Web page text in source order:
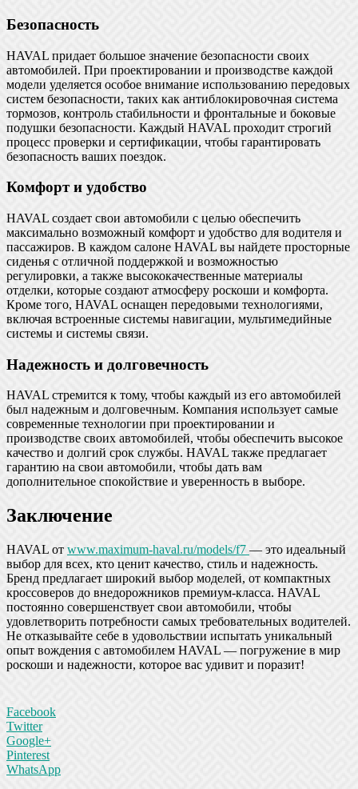
Безопасность
HAVAL придает большое значение безопасности своих
автомобилей. При проектировании и производстве каждой
модели уделяется особое внимание использованию передовых
систем безопасности, таких как антиблокировочная система
тормозов, контроль стабильности и фронтальные и боковые
подушки безопасности. Каждый HAVAL проходит строгий
процесс проверки и сертификации, чтобы гарантировать
безопасность ваших поездок.
Комфорт и удобство
HAVAL создает свои автомобили с целью обеспечить
максимально возможный комфорт и удобство для водителя и
пассажиров. В каждом салоне HAVAL вы найдете просторные
сиденья с отличной поддержкой и возможностью
регулировки, а также высококачественные материалы
отделки, которые создают атмосферу роскоши и комфорта.
Кроме того, HAVAL оснащен передовыми технологиями,
включая встроенные системы навигации, мультимедийные
системы и системы связи.
Надежность и долговечность
HAVAL стремится к тому, чтобы каждый из его автомобилей
был надежным и долговечным. Компания использует самые
современные технологии при проектировании и
производстве своих автомобилей, чтобы обеспечить высокое
качество и долгий срок службы. HAVAL также предлагает
гарантию на свои автомобили, чтобы дать вам
дополнительное спокойствие и уверенность в выборе.
Заключение
HAVAL от www.maximum-haval.ru/models/f7— это идеальный
выбор для всех, кто ценит качество, стиль и надежность.
Бренд предлагает широкий выбор моделей, от компактных
кроссоверов до внедорожников премиум-класса. HAVAL
постоянно совершенствует свои автомобили, чтобы
удовлетворить потребности самых требовательных водителей.
Не отказывайте себе в удовольствии испытать уникальный
опыт вождения с автомобилем HAVAL — погружение в мир
роскоши и надежности, которое вас удивит и поразит!
Facebook
Twitter
Google+
Pinterest
WhatsApp